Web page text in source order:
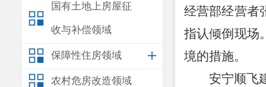
国有土地上房屋征
收与补偿领域
保障性住房领域
农村危房改造领域
经营部经营者
指认倾倒现场
境的措施。
安宁顺飞